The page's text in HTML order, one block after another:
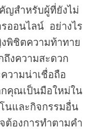
ญสำหรับผู้ที่ยังไม่
รออนไลน์ อย่างไร
พิชิตความท้าทาย
ถึงความสะดวก
วามน่าเชื่อถือ
คุณเป็นมือใหม่ใน
นและกิจกรรมอื่น
ต้องการทำตามคำ